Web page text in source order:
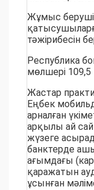
Жұмыс
тәжірибесін
Республика
мөлшері
Жастар
Еңбек
арналған
арқылы ай
жүзеге
банктерде
ағымдағы
қаражатын
ұсынған